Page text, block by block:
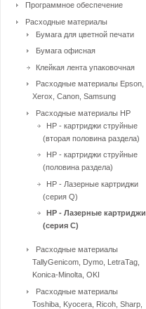
Программное обеспечение
Расходные материалы
Бумага для цветной печати
Бумага офисная
Клейкая лента упаковочная
Расходные материалы Epson,
Xerox, Canon, Samsung
Расходные материалы HP
HP - картриджи струйные
(вторая половина раздела)
HP - картриджи струйные
(половина раздела)
HP - Лазерные картриджи
(серия Q)
HP - Лазерные картриджи
(серия С)
Расходные материалы
TallyGenicom, Dymo, LetraTag,
Konica-Minolta, OKI
Расходные материалы
Toshiba, Kyocera, Ricoh, Sharp,